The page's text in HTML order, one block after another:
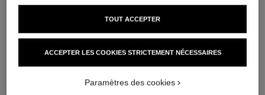
L'ACCORD PARFAIT
ACCEPTER LES COOKIES STRICTEMENT NÉCESSAIRES
TOUT ACCEPTER
Paramètres des cookies